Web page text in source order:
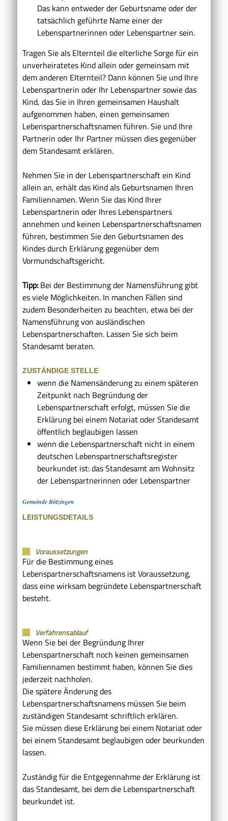
Das kann entweder der Geburtsname oder der
tatsächlich geführte Name einer der
Lebenspartnerinnen oder Lebenspartner sein.
Tragen Sie als Elternteil die elterliche Sorge für ein
unverheiratetes Kind allein oder gemeinsam mit
dem anderen Elternteil? Dann können Sie und Ihre
Lebenspartnerin oder Ihr Lebenspartner sowie das
Kind, das Sie in Ihren gemeinsamen Haushalt
aufgenommen haben, einen gemeinsamen
Lebenspartnerschaftsnamen führen. Sie und Ihre
Partnerin oder Ihr Partner müssen dies gegenüber
dem Standesamt erklären.
Nehmen Sie in der Lebenspartnerschaft ein Kind
allein an, erhält das Kind als Geburtsnamen Ihren
Familiennamen. Wenn Sie das Kind Ihrer
Lebenspartnerin oder Ihres Lebenspartners
annehmen und keinen Lebenspartnerschaftsnamen
führen, bestimmen Sie den Geburtsnamen des
Kindes durch Erklärung gegenüber dem
Vormundschaftsgericht.
Tipp: Bei der Bestimmung der Namensführung gibt
es viele Möglichkeiten. In manchen Fällen sind
zudem Besonderheiten zu beachten, etwa bei der
Namensführung von ausländischen
Lebenspartnerschaften. Lassen Sie sich beim
Standesamt beraten.
ZUSTÄNDIGE STELLE
wenn die Namensänderung zu einem späteren
Zeitpunkt nach Begründung der
Lebenspartnerschaft erfolgt, müssen Sie die
Erklärung bei einem Notariat oder Standesamt
öffentlich beglaubigen lassen
wenn die Lebenspartnerschaft nicht in einem
deutschen Lebenspartnerschaftsregister
beurkundet ist: das Standesamt am Wohnsitz
der Lebenspartnerinnen oder Lebenspartner
Gemeinde Bötzingen
LEISTUNGSDETAILS
Voraussetzungen
Für die Bestimmung eines
Lebenspartnerschaftsnamens ist Voraussetzung,
dass eine wirksam begründete Lebenspartnerschaft
besteht.
Verfahrensablauf
Wenn Sie bei der Begründung Ihrer
Lebenspartnerschaft noch keinen gemeinsamen
Familiennamen bestimmt haben, können Sie dies
jederzeit nachholen.
Die spätere Änderung des
Lebenspartnerschaftsnamens müssen Sie beim
zuständigen Standesamt schriftlich erklären.
Sie müssen diese Erklärung bei einem Notariat oder
bei einem Standesamt beglaubigen oder beurkunden
lassen.
Zuständig für die Entgegennahme der Erklärung ist
das Standesamt, bei dem die Lebenspartnerschaft
beurkundet ist.